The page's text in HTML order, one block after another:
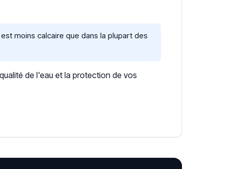
moins calcaire que dans la plupart des
de l'eau et la protection de vos